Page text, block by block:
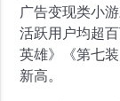
广告变现类小
活跃用户均超
英雄》《第七
新高。